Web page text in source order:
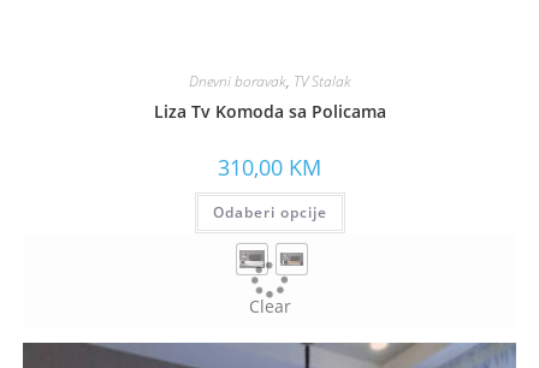
Dnevni boravak, TV Stalak
Liza Tv Komoda sa Policama
310,00 KM
Odaberi opcije
Clear